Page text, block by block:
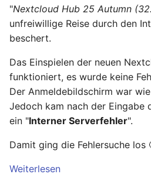
"Nextcloud Hub 25 Autumn
unfreiwillige Reise durch den
beschert.
Das Einspielen der neuen
funktioniert, es wurde keine
Der Anmeldebildschirm war
Jedoch kam nach der Eingabe
ein "Interner Serverfehler".
Damit ging die Fehlersuche los
Weiterlesen